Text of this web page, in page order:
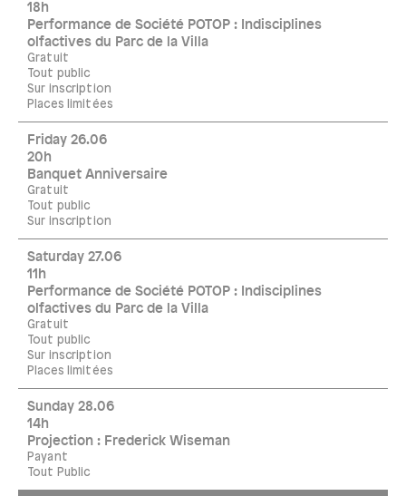
18h
Performance de Société POTOP : Indisciplines
olfactives du Parc de la Villa
Gratuit
Tout public
Sur inscription
Places limitées
Friday 26.06
20h
Banquet Anniversaire
Gratuit
Tout public
Sur inscription
Saturday 27.06
11h
Performance de Société POTOP : Indisciplines
olfactives du Parc de la Villa
Gratuit
Tout public
Sur inscription
Places limitées
Sunday 28.06
14h
Projection : Frederick Wiseman
Payant
Tout Public